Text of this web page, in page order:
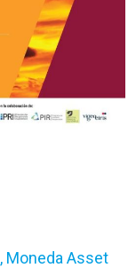
Moneda Asset